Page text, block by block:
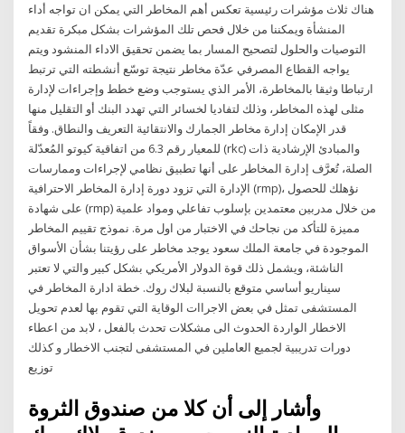
هناك ثلاث مؤشرات رئيسية تعكس أهم المخاطر التي يمكن ان تواجه أداء
المنشأة ويمكننا من خلال فحص تلك المؤشرات بشكل مبكرة تقديم
التوصيات والحلول لتصحيح المسار بما يضمن تحقيق الاداء المنشود ويتم
يواجه القطاع المصرفي عدّة مخاطر نتيجة توسّع أنشطته التي ترتبط
ارتباطا وثيقا بالمخاطرة، الأمر الذي يستوجب وضع خطط وإجراءات لإدارة
مثلى لهذه المخاطر، وذلك لتفاديا لخسائر التي تهدد البنك أو التقليل منها
قدر الإمكان إدارة مخاطر الجمارك والانتقائية التعريف والنطاق. وفقاً
للمعيار رقم 6.3 من اتفاقية كيوتو المُعدّلة (rkc) والمبادئ الإرشادية ذات
الصلة، تُعرَّف إدارة المخاطر على أنها تطبيق نظامي لإجراءات وممارسات
الإدارة التي تزود دورة إدارة المخاطر الاحترافية (rmp)، نؤهلك للحصول
على شهادة (rmp) من خلال مدربين معتمدين بإسلوب تفاعلي ومواد علمية
مميزة للتأكد من نجاحك في الاختبار من اول مرة. نموذج تقييم المخاطر
الموجودة في جامعة الملك سعود يوجد مخاطر على رؤيتنا بشأن الأسواق
الناشئة، ويشمل ذلك قوة الدولار الأمريكي بشكل كبير والتي لا تعتبر
سيناريو أساسي متوقع بالنسبة لبلاك روك. خطة ادارة المخاطر في
المستشفى تمثل في بعض الاجراات الوقاية التي تقوم بها لعدم تحويل
الاخطار الواردة الحدوث الى مشكلات تحدث بالفعل ، لابد من اعطاء
دورات تدريبية لجميع العاملين في المستشفى لتجنب الاخطار و كذلك
توزيع
وأشار إلى أن كلا من صندوق الثروة